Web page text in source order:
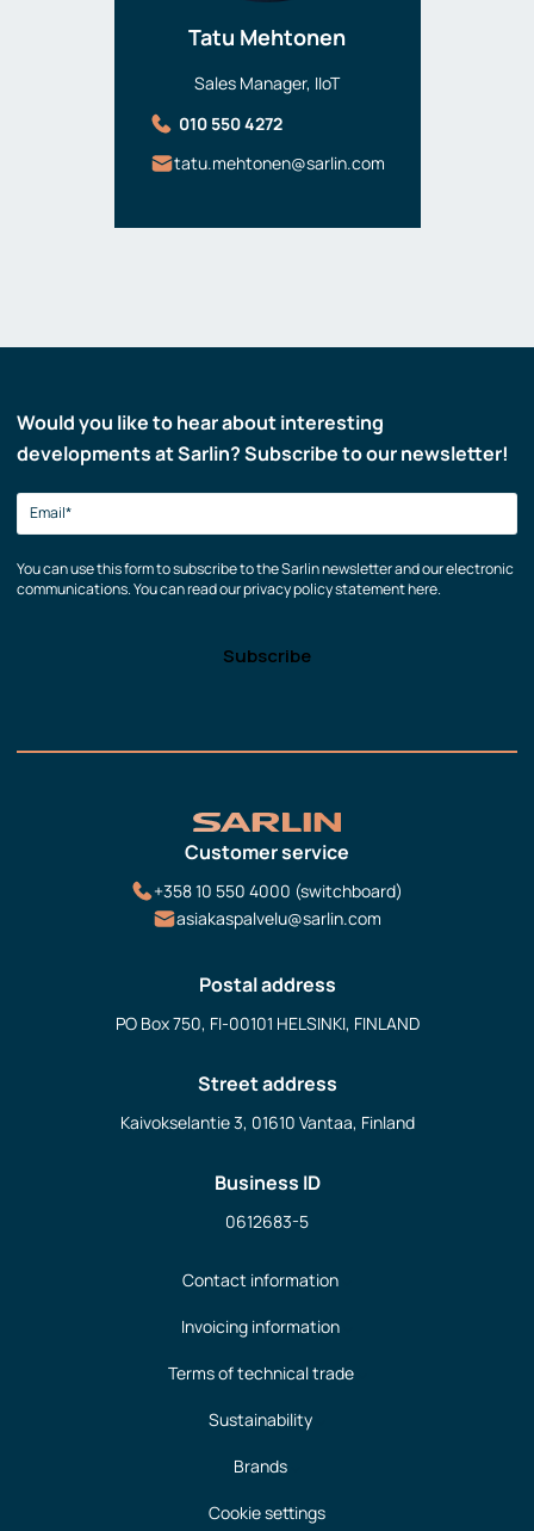
Tatu Mehtonen
Sales Manager, IIoT
010 550 4272
tatu.mehtonen@sarlin.com
Would you like to hear about interesting
developments at Sarlin? Subscribe to our newsletter!
You can use this form to subscribe to the Sarlin newsletter and our electronic
communications. You can read our privacy policy statement here.
Customer service
+358 10 550 4000 (switchboard)
asiakaspalvelu@sarlin.com
Postal address
PO Box 750, FI-00101 HELSINKI, FINLAND
Street address
Kaivokselantie 3, 01610 Vantaa, Finland
Business ID
0612683-5
Contact information
Invoicing information
Terms of technical trade
Sustainability
Brands
Cookie settings